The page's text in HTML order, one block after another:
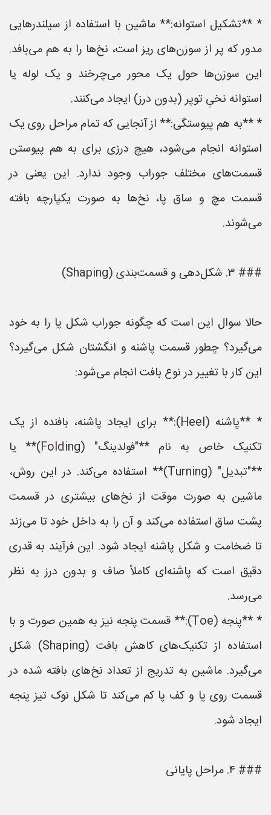
* **تشکیل استوانه:** ماشین با استفاده از سیلندرهایی
مدور که پر از سوزن‌های ریز است، نخ‌ها را به هم می‌بافد.
این سوزن‌ها حول یک محور می‌چرخند و یک لوله یا
استوانه نخیِ توپر (بدون درز) ایجاد می‌کنند.
* **به هم پیوستگی:** از آنجایی که تمام مراحل روی یک
استوانه انجام می‌شود، هیچ درزی برای به هم پیوستن
قسمت‌های مختلف جوراب وجود ندارد. این یعنی در
قسمت مچ و ساق پا، نخ‌ها به صورت یکپارچه بافته
می‌شوند.
### ۳. شکل‌دهی و قسمت‌بندی (Shaping)
حالا سوال این است که چگونه جوراب شکل پا را به خود
می‌گیرد؟ چطور قسمت پاشنه و انگشتان شکل می‌گیرد؟
این کار با تغییر در نوع بافت انجام می‌شود:
* **پاشنه (Heel):** برای ایجاد پاشنه، بافنده از یک
تکنیک خاص به نام **"فولدینگ" (Folding)** یا
**"تبدیل" (Turning)** استفاده می‌کند. در این روش،
ماشین به صورت موقت از نخ‌های بیشتری در قسمت
پشت ساق استفاده می‌کند و آن را به داخل خود تا می‌زند
تا ضخامت و شکل پاشنه ایجاد شود. این فرآیند به قدری
دقیق است که پاشنه‌ای کاملاً صاف و بدون درز به نظر
می‌رسد.
* **پنجه (Toe):** قسمت پنجه نیز به همین صورت و با
استفاده از تکنیک‌های کاهش بافت (Shaping) شکل
می‌گیرد. ماشین به تدریج از تعداد نخ‌های بافته شده در
قسمت روی پا و کف پا کم می‌کند تا شکل نوک تیز پنجه
ایجاد شود.
### ۴. مراحل پایانی